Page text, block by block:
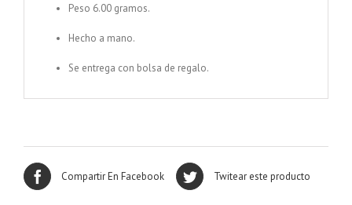
Peso 6.00 gramos.
Hecho a mano.
Se entrega con bolsa de regalo.
Compartir En Facebook Twitear este producto